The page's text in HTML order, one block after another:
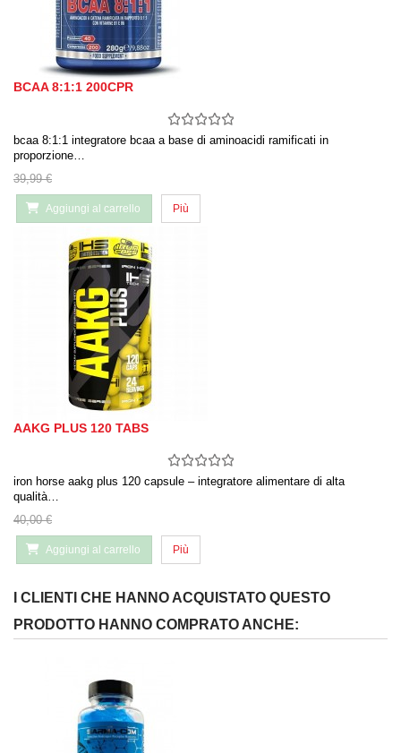
BCAA 8:1:1 200CPR
bcaa 8:1:1 integratore bcaa a base di aminoacidi ramificati in
proporzione…
39,99 €
Aggiungi al carrello Più
AAKG PLUS 120 TABS
iron horse aakg plus 120 capsule – integratore alimentare di alta
qualità…
40,00 €
Aggiungi al carrello Più
I CLIENTI CHE HANNO ACQUISTATO QUESTO
PRODOTTO HANNO COMPRATO ANCHE: